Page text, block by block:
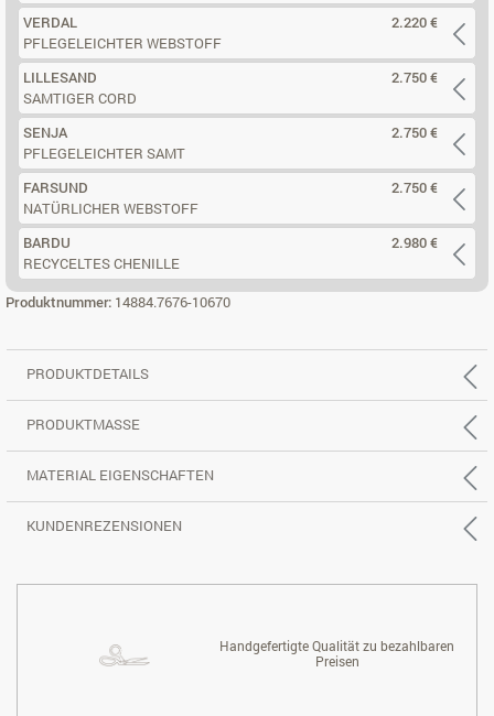
2.220 €
VERDAL
PFLEGELEICHTER WEBSTOFF
2.750 €
LILLESAND
SAMTIGER CORD
2.750 €
SENJA
PFLEGELEICHTER SAMT
2.750 €
FARSUND
NATÜRLICHER WEBSTOFF
2.980 €
BARDU
RECYCELTES CHENILLE
Produktnummer: 14884.7676-10670
PRODUKTDETAILS
PRODUKTMASSE
MATERIAL EIGENSCHAFTEN
KUNDENREZENSIONEN
Handgefertigte Qualität zu bezahlbaren
Preisen